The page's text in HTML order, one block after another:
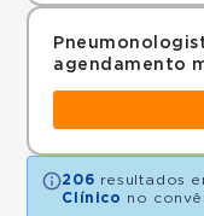
agendamento
206 resultados
Clínico no